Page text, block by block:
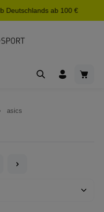
Deutschlands ab 100 €
asics